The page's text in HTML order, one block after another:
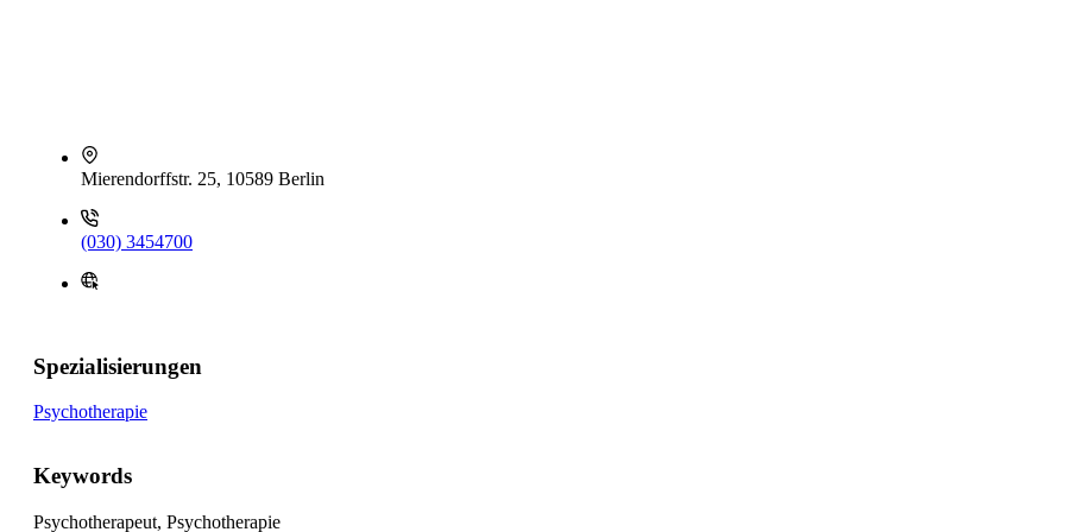
Mierendorffstr. 25, 10589 Berlin
(030) 3454700
Spezialisierungen
Psychotherapie
Keywords
Psychotherapeut, Psychotherapie